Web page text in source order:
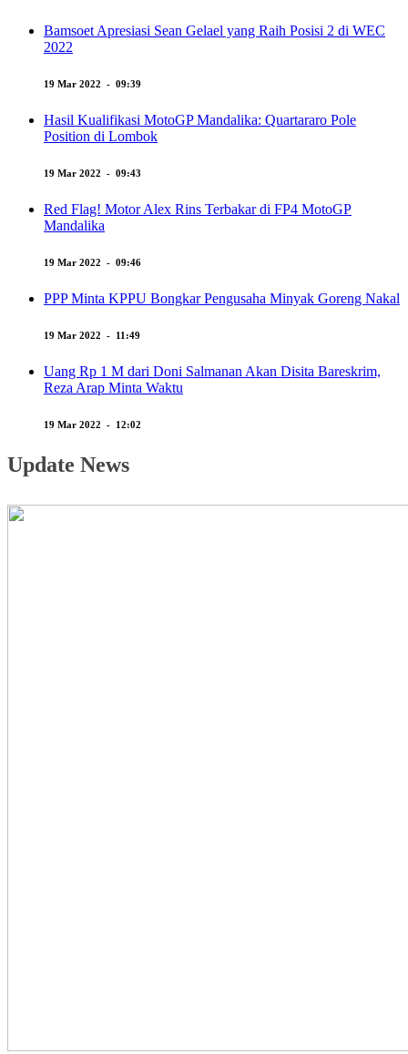
Bamsoet Apresiasi Sean Gelael yang Raih Posisi 2 di WEC
2022
19 Mar 2022 - 09:39
Hasil Kualifikasi MotoGP Mandalika: Quartararo Pole
Position di Lombok
19 Mar 2022 - 09:43
Red Flag! Motor Alex Rins Terbakar di FP4 MotoGP
Mandalika
19 Mar 2022 - 09:46
PPP Minta KPPU Bongkar Pengusaha Minyak Goreng Nakal
19 Mar 2022 - 11:49
Uang Rp 1 M dari Doni Salmanan Akan Disita Bareskrim,
Reza Arap Minta Waktu
19 Mar 2022 - 12:02
Update News